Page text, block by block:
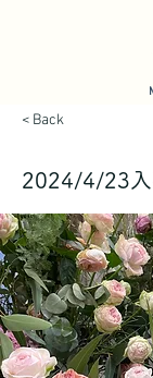
< Back
2024/4/23入